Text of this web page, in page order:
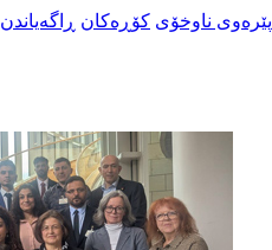
پێرەوی ناوخۆی کۆڕەکان ڕاگەیاندن